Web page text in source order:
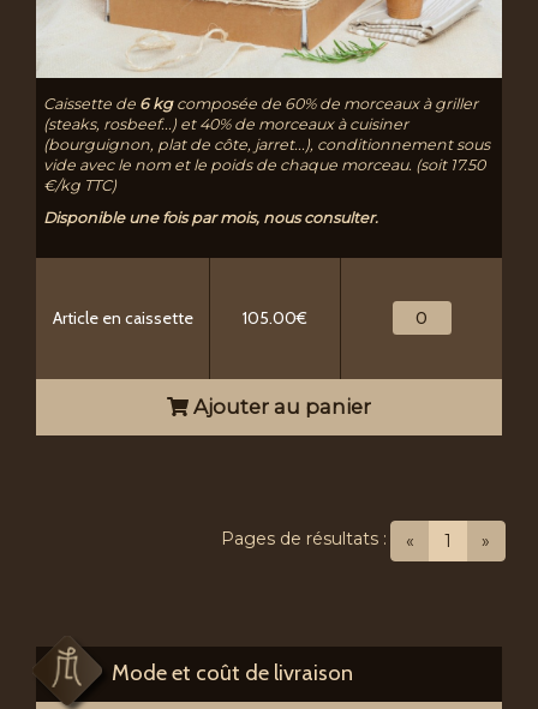
Caissette de 6 kgcomposée de 60% de morceaux à griller
(steaks, rosbeef...) et 40% de morceaux à cuisiner
(bourguignon, plat de côte, jarret...), conditionnement sous
vide avec le nom et le poids de chaque morceau. (soit 17.50
€/kg TTC)
Disponible une fois par mois, nous consulter.
Article en caissette 105.00€
Ajouter au panier
« 1 (current)
»
Pages de résultats :
Mode et coût de livraison